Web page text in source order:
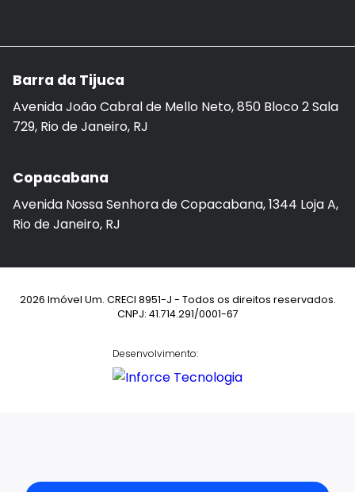
Barra da Tijuca
Avenida João Cabral de Mello Neto, 850 Bloco 2 Sala
729, Rio de Janeiro, RJ
Copacabana
Avenida Nossa Senhora de Copacabana, 1344 Loja A,
Rio de Janeiro, RJ
2026 Imóvel Um. CRECI 8951-J - Todos os direitos reservados.
CNPJ: 41.714.291/0001-67
Desenvolvimento: